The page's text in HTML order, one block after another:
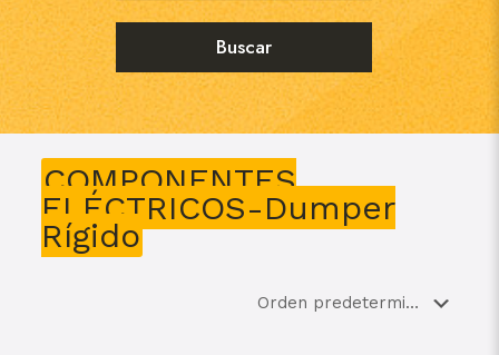
COMPONENTES
ELÉCTRICOS-Dumper
Rígido